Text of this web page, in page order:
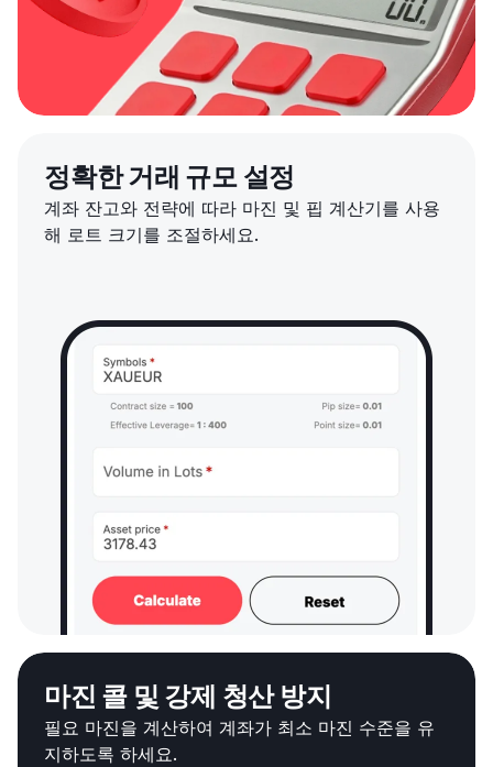
정확한 거래 규모 설정
계좌 잔고와 전략에 따라 마진 및 핍 계산기를 사용
해 로트 크기를 조절하세요.
마진 콜 및 강제 청산 방지
필요 마진을 계산하여 계좌가 최소 마진 수준을 유
지하도록 하세요.